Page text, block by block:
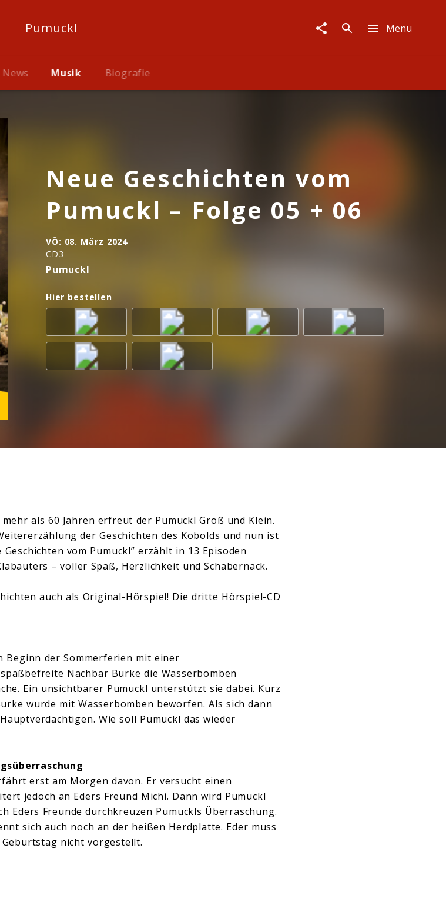
Pumuckl Menu
News Musik Biografie
Neue Geschichten vom
Pumuckl – Folge 05 + 06
VÖ: 08. März 2024
CD3
Pumuckl
Hier bestellen
als 60 Jahren erfreut der Pumuckl Groß und Klein.
der Geschichten des Kobolds und nun ist
vom Pumuckl” erzählt in 13 Episoden
– voller Spaß, Herzlichkeit und Schabernack.
auch als Original-Hörspiel! Die dritte Hörspiel-CD
Beginn der Sommerferien mit einer
Nachbar Burke die Wasserbomben
Ein unsichtbarer Pumuckl unterstützt sie dabei. Kurz
wurde mit Wasserbomben beworfen. Als sich dann
Wie soll Pumuckl das wieder
erst am Morgen davon. Er versucht einen
jedoch an Eders Freund Michi. Dann wird Pumuckl
Eders Freunde durchkreuzen Pumuckls Überraschung.
sich auch noch an der heißen Herdplatte. Eder muss
nicht vorgestellt.